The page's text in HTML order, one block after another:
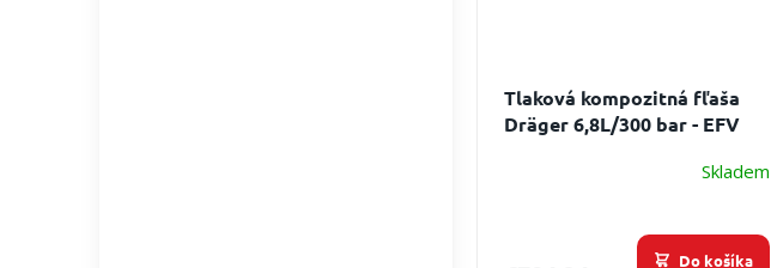
Tlaková kompozitná fľaša
Dräger 6,8L/300 bar - EFV
Skladem
Do košíka